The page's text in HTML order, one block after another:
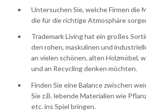
Untersuchen Sie, welche Firmen die
die für die richtige Atmosphäre
Trademark Living hat ein großes
den rohen, maskulinen und
an vielen schönen, alten Holzmöbel,
und an Recycling denken möchten.
Finden Sie eine Balance zwischen
Sie z.B. lebende Materialien wie
etc. ins Spiel bringen.